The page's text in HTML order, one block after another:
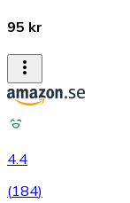
95 kr
4.4
(184)